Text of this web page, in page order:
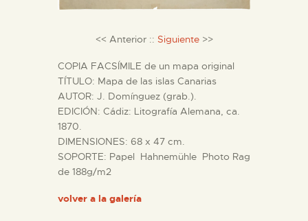
PREPARAR LA VISITA
█
EL MUSEO
COLECCIONES
<< Anterior :: Siguiente >>
COPIA FACSÍMILE de un mapa original
TÍTULO: Mapa de las islas Canarias
AUTOR: J. Domínguez (grab.).
EDICIÓN: Cádiz: Litografía Alemana, ca.
1870.
DIMENSIONES: 68 x 47 cm.
SOPORTE: Papel Hahnemühle Photo Rag
de 188g/m2
volver a la galería